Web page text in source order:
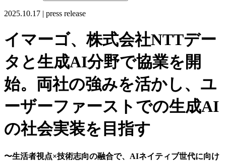
2025.10.17 | press release
イマーゴ、株式会社NTTデー
タと生成AI分野で協業を開
始。両社の強みを活かし、ユ
ーザーファーストでの生成AI
の社会実装を目指す
〜生活者視点×技術志向の融合で、AIネイティブ世代に向け